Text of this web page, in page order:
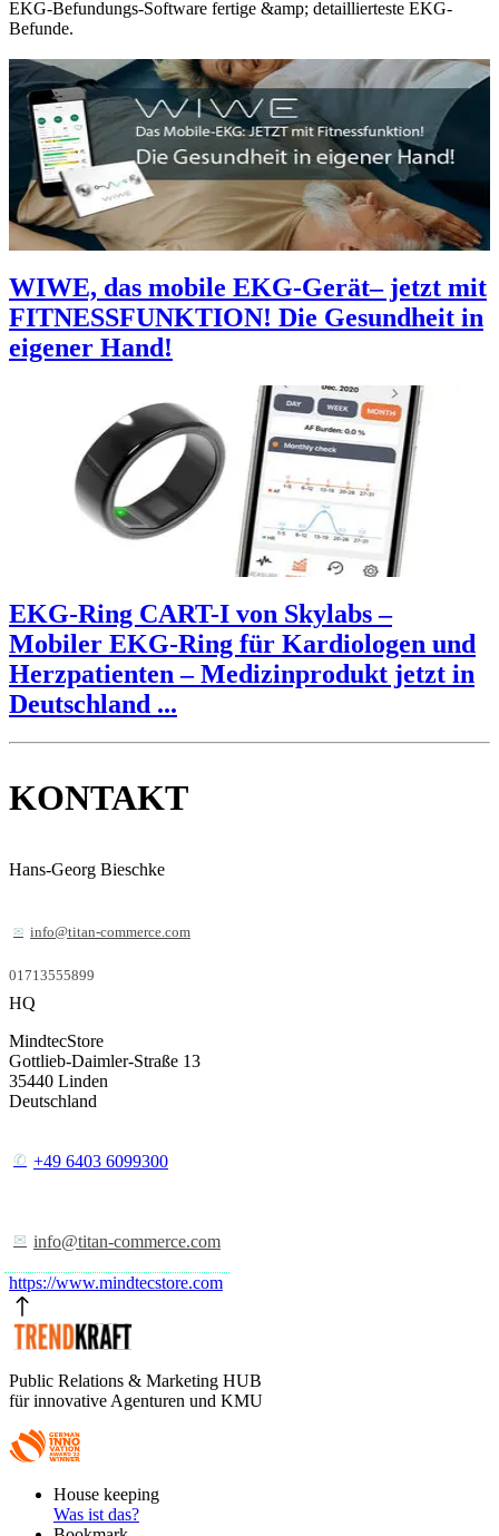
EKG-Befundungs-Software fertige &amp; detaillierteste EKG-
Befunde.
WIWE, das mobile EKG-Gerät– jetzt mit
FITNESSFUNKTION! Die Gesundheit in
eigener Hand!
EKG-Ring CART-I von Skylabs –
Mobiler EKG-Ring für Kardiologen und
Herzpatienten – Medizinprodukt jetzt in
Deutschland ...
KONTAKT
Hans-Georg Bieschke
info@titan-commerce.com
01713555899
HQ
MindtecStore
Gottlieb-Daimler-Straße 13
35440 Linden
Deutschland
+49 6403 6099300
info@titan-commerce.com
https://www.mindtecstore.com
Public Relations & Marketing HUB
für innovative Agenturen und KMU
FooterHouse keeping
Was ist das?